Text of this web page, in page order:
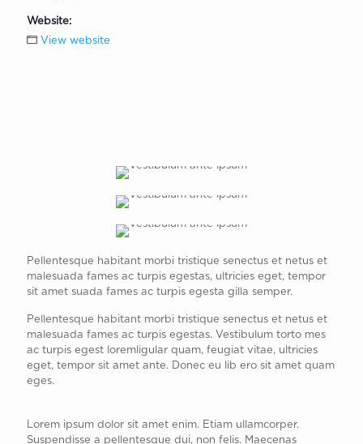
Website:
View website
Pellentesque habitant morbi tristique senectus et netus et
malesuada fames ac turpis egestas, ultricies eget, tempor
sit amet suada fames ac turpis egesta gilla semper.
Pellentesque habitant morbi tristique senectus et netus et
malesuada fames ac turpis egestas. Vestibulum torto mes
ac turpis egest loremligular quam, feugiat vitae, ultricies
eget, tempor sit amet ante. Donec eu lib ero sit amet quam
eges.
Lorem ipsum dolor sit amet enim. Etiam ullamcorper.
Suspendisse a pellentesque dui, non felis. Maecenas